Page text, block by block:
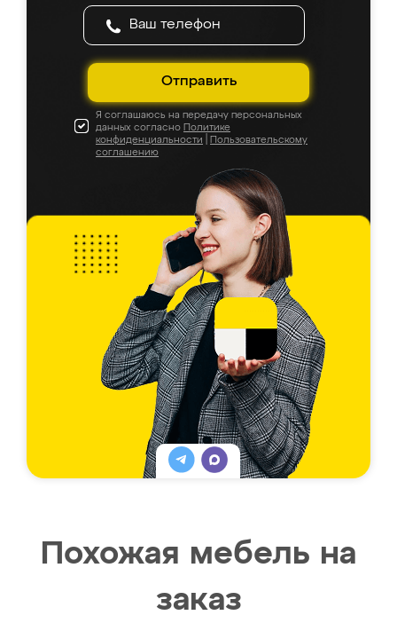
Отправить
Я соглашаюсь на передачу персональных
данных согласно Политике
конфиденциальности
Пользовательскому
соглашению
Похожая мебель на
заказ